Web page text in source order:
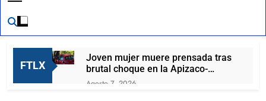
FTLX
Joven mujer muere prensada tras
brutal choque en la Apizaco-
Tlaxco
Agosto 7, 2026